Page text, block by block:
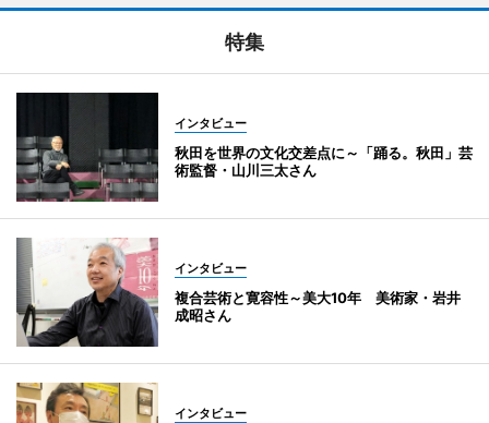
特集
インタビュー
秋田を世界の文化交差点に～「踊る。秋田」芸
術監督・山川三太さん
インタビュー
複合芸術と寛容性～美大10年 美術家・岩井
成昭さん
インタビュー